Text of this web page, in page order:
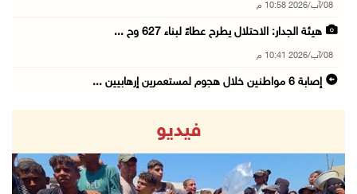
08/آب/2026 10:58 م
هيئة الجدار: الاحتلال يطرح عطاءً لبناء 627 وح ...
08/آب/2026 10:41 م
إصابة 6 مواطنين خلال هجوم لمستعمرين إرهابيين ...
الاحتلال يحتجز مواطنين من طمون ومخيم الفارعة
08/آب/2026 09:33 م
الاحتلال يقتحم قرية المغير شمال شرق رام الله
فيديو